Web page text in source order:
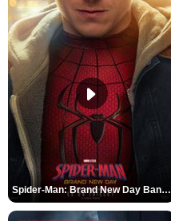
Spider-Man: Brand New Day Bande-annonce VO STFR